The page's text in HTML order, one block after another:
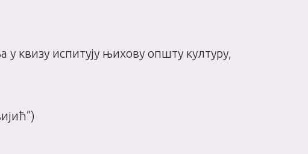
квизу испитују њихову општу културу,